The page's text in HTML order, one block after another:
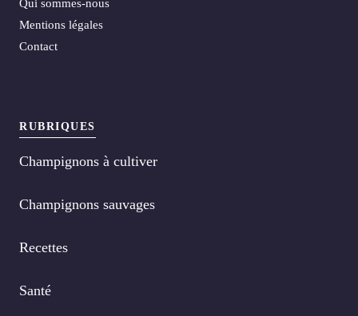
Qui sommes-nous
Mentions légales
Contact
RUBRIQUES
Champignons à cultiver
Champignons sauvages
Recettes
Santé